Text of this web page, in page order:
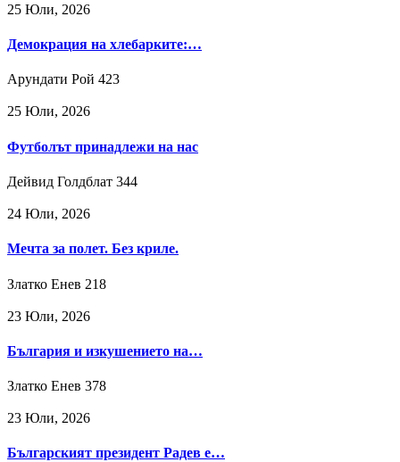
25 Юли, 2026
Демокрация на хлебарките:…
Арундати Рой 423
25 Юли, 2026
Футболът принадлежи на нас
Дейвид Голдблат 344
24 Юли, 2026
Мечта за полет. Без криле.
Златко Енев 218
23 Юли, 2026
България и изкушението на…
Златко Енев 378
23 Юли, 2026
Българският президент Радев е…